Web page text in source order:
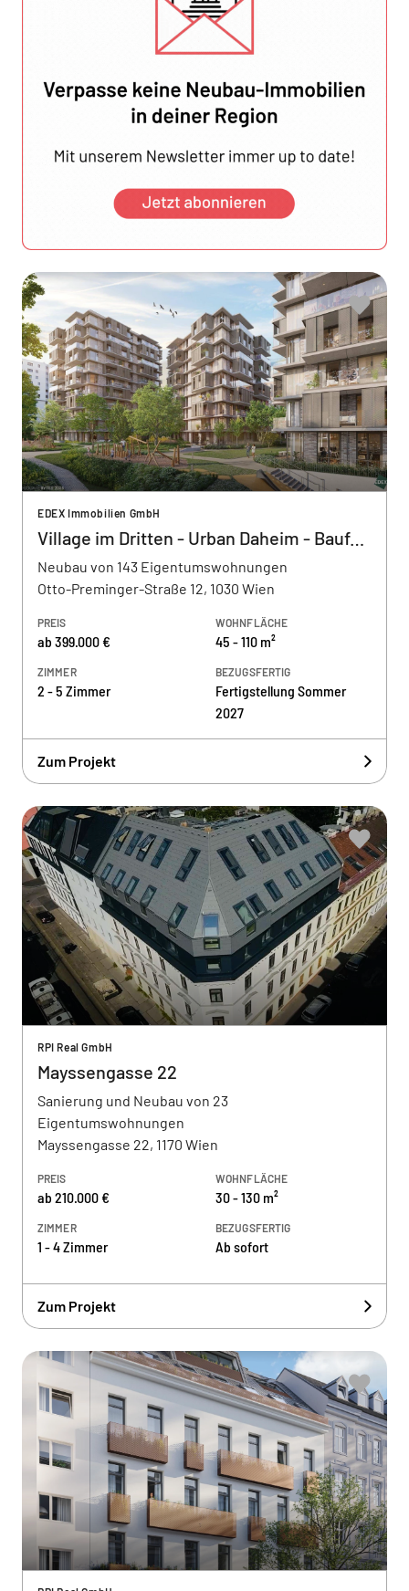
EDEX Immobilien GmbH
Village im Dritten - Urban Daheim - Baufeld 13
Neubau von 143 Eigentumswohnungen
Otto-Preminger-Straße 12, 1030 Wien
PREIS
ab 399.000 €
WOHNFLÄCHE
45 - 110 m²
ZIMMER
2 - 5 Zimmer
BEZUGSFERTIG
Fertigstellung Sommer
2027
Zum Projekt
RPI Real GmbH
Mayssengasse 22
Sanierung und Neubau von 23
Eigentumswohnungen
Mayssengasse 22, 1170 Wien
PREIS
ab 210.000 €
WOHNFLÄCHE
30 - 130 m²
ZIMMER
1 - 4 Zimmer
BEZUGSFERTIG
Ab sofort
Zum Projekt